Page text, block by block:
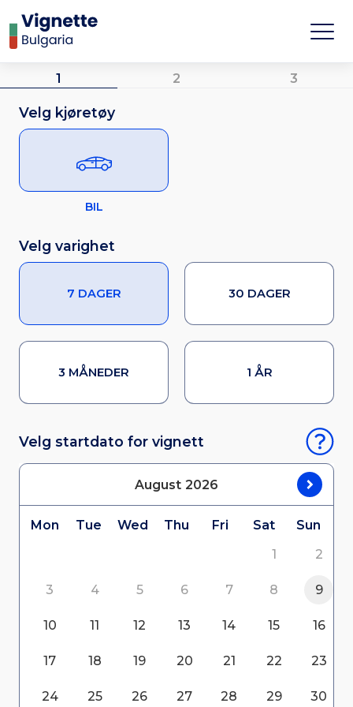
1 2 3
Velg kjøretøy
BIL
Velg varighet
7 DAGER 30 DAGER
3 MÅNEDER 1 ÅR
Velg startdato for vignett
August 2026
Mon Tue Wed Thu Fri Sat
Sun
1
2
3 4 5 6 7 8 9
10 11 12 13 14 15 16
17 18 19 20 21 22 23
24 25 26 27 28 29 30